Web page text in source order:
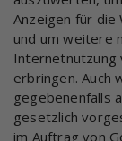
Anzeigen für
und um weitere
Internetnutzung
erbringen. Auch
gegebenenfalls
gesetzlich
im Auftrag von